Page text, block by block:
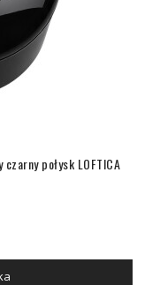
połysk LOFTICA